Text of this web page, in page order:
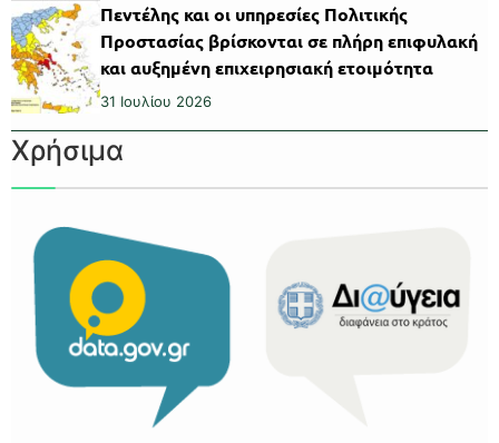
Πεντέλης και οι υπηρεσίες Πολιτικής
Προστασίας βρίσκονται σε πλήρη επιφυλακή
και αυξημένη επιχειρησιακή ετοιμότητα
31 Ιουλίου 2026
Χρήσιμα